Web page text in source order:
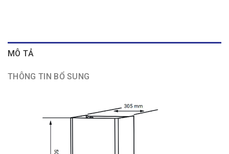
MÔ TẢ
THÔNG TIN BỔ SUNG